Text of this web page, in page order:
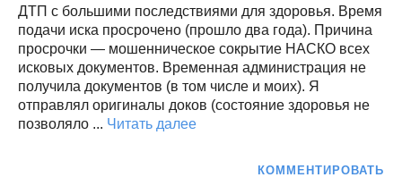
ДТП с большими последствиями для здоровья. Время
подачи иска просрочено (прошло два года). Причина
просрочки — мошенническое сокрытие НАСКО всех
исковых документов. Временная администрация не
получила документов (в том числе и моих). Я
отправлял оригиналы доков (состояние здоровья не
позволяло ... Читать далее
КОММЕНТИРОВАТЬ